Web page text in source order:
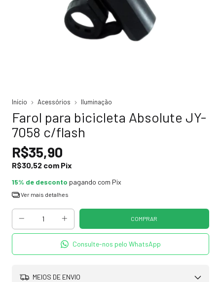
Início Acessórios Iluminação
Farol para bicicleta Absolute JY-
7058 c/flash
R$35,90
R$30,52 com Pix
15% de desconto pagando com Pix
Ver mais detalhes
Consulte-nos pelo WhatsApp
MEIOS DE ENVIO